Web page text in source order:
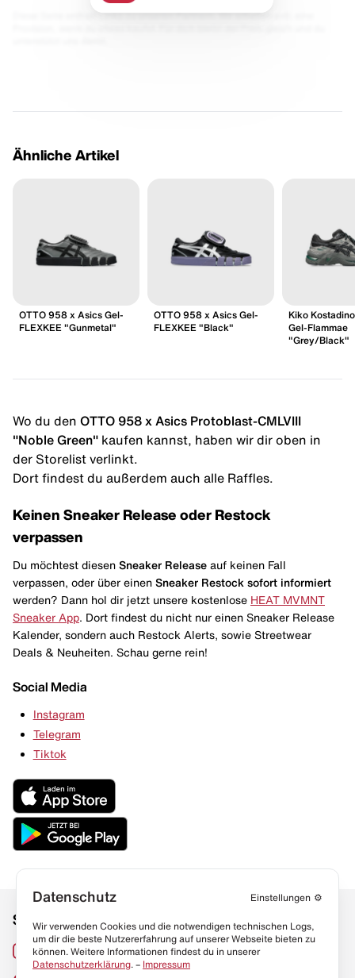
Diese Seite enthält Links zu unseren Partnern. Wir erhalten evtl. eine
Ähnliche Artikel
OTTO 958 x Asics Gel-
FLEXKEE "Gunmetal"
OTTO 958 x Asics Gel-
FLEXKEE "Black"
Kiko
Gel-Flammae
"Grey/Black"
Wo du den OTTO 958 x Asics Protoblast-CMLVIII
"Noble Green" kaufen kannst, haben wir dir oben in
der Storelist verlinkt.
Dort findest du außerdem auch alle Raffles.
Keinen Sneaker Release oder Restock
verpassen
Du möchtest diesen Sneaker Release auf keinen Fall
verpassen, oder über einen Sneaker Restock sofort informiert
werden? Dann hol dir jetzt unsere kostenlose HEAT MVMNT
Sneaker App . Dort findest du nicht nur einen Sneaker Release
Kalender, sondern auch Restock Alerts, sowie Streetwear
Deals & Neuheiten. Schau gerne rein!
Social Media
Instagram
Telegram
Tiktok
Social Media
Instagram
Links
Sneaker Lexikon
Resell Guide
Datenschutz Einstellungen ⚙️
Wir verwenden Cookies und die notwendigen technischen Logs,
um dir die beste Nutzererfahrung auf unserer Webseite bieten zu
können. Weitere Informationen findest du in unserer
Datenschutzerklärung. – Impressum